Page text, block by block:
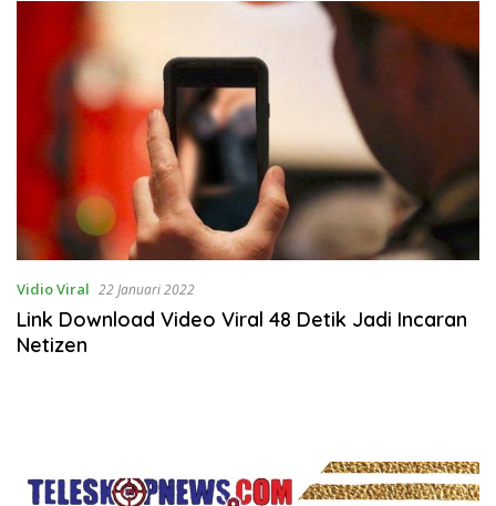
Vidio Viral 22 Januari 2022
Link Download Video Viral 48 Detik Jadi Incaran
Netizen